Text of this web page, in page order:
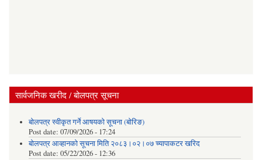
सार्वजनिक खरीद / बोलपत्र सूचना
बोलपत्र स्वीकृत गर्ने आषयको सूचना (बोरिङ)
Post date: 07/09/2026 - 17:24
बोलपत्र आव्हानको सूचना मिति २०८३।०२।०७ च्यापाकटर खरिद
Post date: 05/22/2026 - 12:36